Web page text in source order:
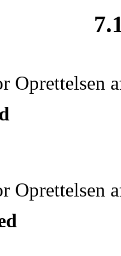
Oprettelsen
Oprettelsen